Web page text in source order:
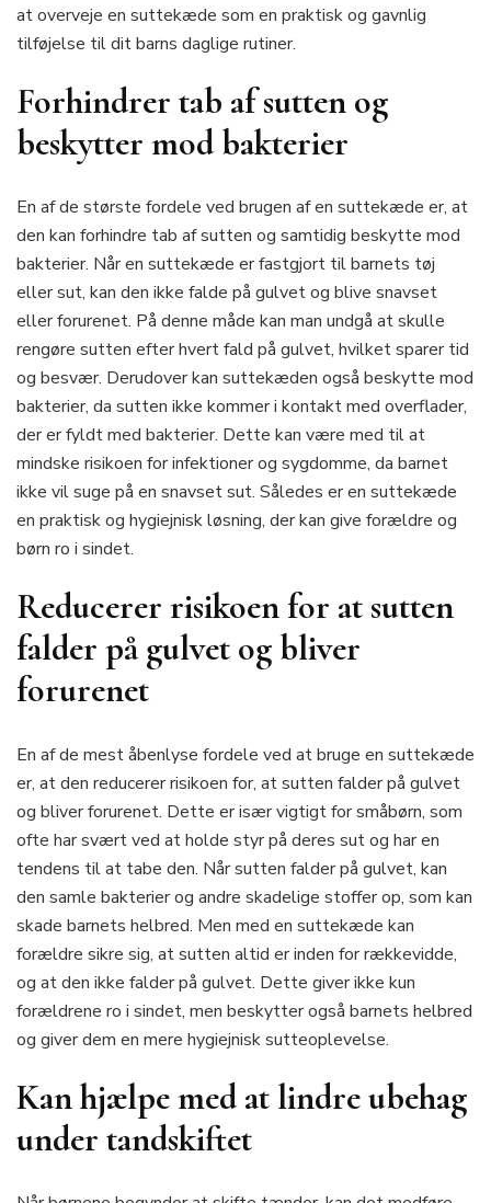
at overveje en suttekæde som en praktisk og gavnlig
tilføjelse til dit barns daglige rutiner.
Forhindrer tab af sutten og
beskytter mod bakterier
En af de største fordele ved brugen af en suttekæde er, at
den kan forhindre tab af sutten og samtidig beskytte mod
bakterier. Når en suttekæde er fastgjort til barnets tøj
eller sut, kan den ikke falde på gulvet og blive snavset
eller forurenet. På denne måde kan man undgå at skulle
rengøre sutten efter hvert fald på gulvet, hvilket sparer tid
og besvær. Derudover kan suttekæden også beskytte mod
bakterier, da sutten ikke kommer i kontakt med overflader,
der er fyldt med bakterier. Dette kan være med til at
mindske risikoen for infektioner og sygdomme, da barnet
ikke vil suge på en snavset sut. Således er en suttekæde
en praktisk og hygiejnisk løsning, der kan give forældre og
børn ro i sindet.
Reducerer risikoen for at sutten
falder på gulvet og bliver
forurenet
En af de mest åbenlyse fordele ved at bruge en suttekæde
er, at den reducerer risikoen for, at sutten falder på gulvet
og bliver forurenet. Dette er især vigtigt for småbørn, som
ofte har svært ved at holde styr på deres sut og har en
tendens til at tabe den. Når sutten falder på gulvet, kan
den samle bakterier og andre skadelige stoffer op, som kan
skade barnets helbred. Men med en suttekæde kan
forældre sikre sig, at sutten altid er inden for rækkevidde,
og at den ikke falder på gulvet. Dette giver ikke kun
forældrene ro i sindet, men beskytter også barnets helbred
og giver dem en mere hygiejnisk sutteoplevelse.
Kan hjælpe med at lindre ubehag
under tandskiftet